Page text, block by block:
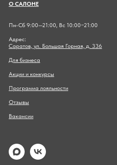
О САЛОНЕ
Пн-Сб 9:00—21:00, Вс 10:00−21:00
Адрес:
Саратов, ул. Большая Горная, д. 336
Для бизнеса
Акции и конкурсы
Программа лояльности
Отзывы
Вакансии